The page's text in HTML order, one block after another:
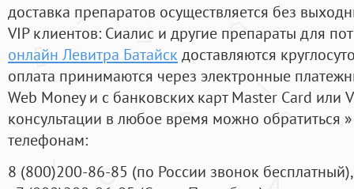
доставка препаратов осуществляется без
VIP клиентов: Сиалис и другие препараты для
онлайн Левитра Батайск доставляются
оплата принимаются через электронные
Web Money и с банковских карт Master Card или
консультации в любое время можно обратиться
телефонам:
8 (800)200-86-85 (по России звонок бесплатный),